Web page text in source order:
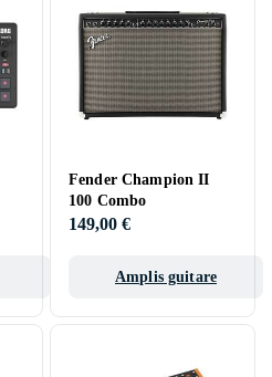
Fender Champion II
100 Combo
149,00 €
Amplis guitare